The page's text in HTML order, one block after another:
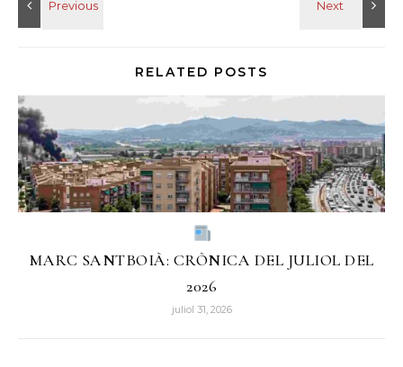
RELATED POSTS
MARC SANTBOIÀ: CRÒNICA DEL JULIOL DEL
2026
juliol 31, 2026